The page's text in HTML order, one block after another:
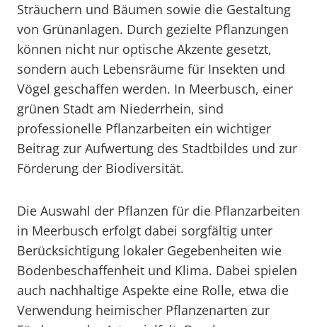
Sträuchern und Bäumen sowie die Gestaltung
von Grünanlagen. Durch gezielte Pflanzungen
können nicht nur optische Akzente gesetzt,
sondern auch Lebensräume für Insekten und
Vögel geschaffen werden. In Meerbusch, einer
grünen Stadt am Niederrhein, sind
professionelle Pflanzarbeiten ein wichtiger
Beitrag zur Aufwertung des Stadtbildes und zur
Förderung der Biodiversität.
Die Auswahl der Pflanzen für die Pflanzarbeiten
in Meerbusch erfolgt dabei sorgfältig unter
Berücksichtigung lokaler Gegebenheiten wie
Bodenbeschaffenheit und Klima. Dabei spielen
auch nachhaltige Aspekte eine Rolle, etwa die
Verwendung heimischer Pflanzenarten zur